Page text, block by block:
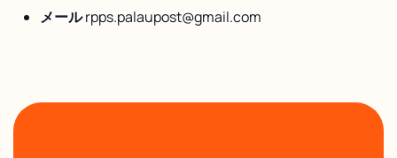
メールrpps.palaupost@gmail.com